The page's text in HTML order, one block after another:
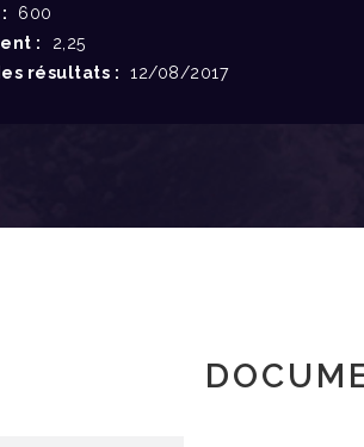
600
: 2,25
résultats : 12/08/2017